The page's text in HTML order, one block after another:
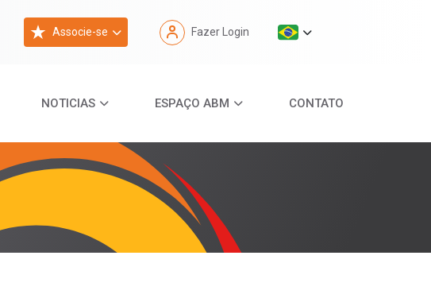
Associe-se Fazer Login
NOTICIAS ESPAÇO ABM CONTATO